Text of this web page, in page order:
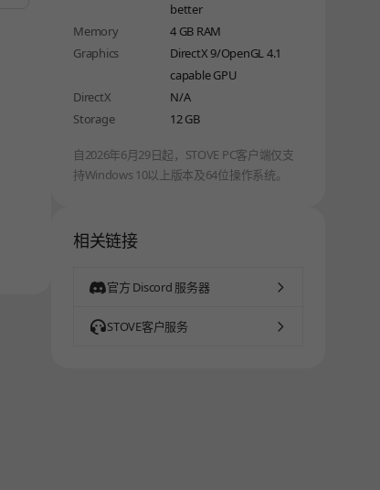
better
Memory
4 GB RAM
Graphics
DirectX 9/OpenGL 4.1
capable GPU
DirectX
N/A
Storage
12 GB
自2026年6月29日起，STOVE PC客户端仅支
持Windows 10以上版本及64位操作系统。
相关链接
官方 Discord 服务器
STOVE客户服务